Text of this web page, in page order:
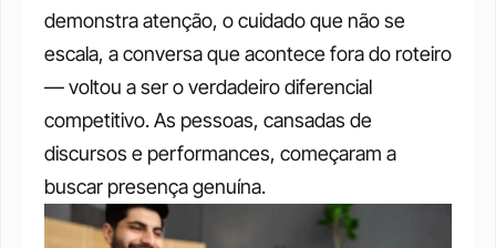
demonstra atenção, o cuidado que não se
escala, a conversa que acontece fora do roteiro
— voltou a ser o verdadeiro diferencial
competitivo. As pessoas, cansadas de
discursos e performances, começaram a
buscar presença genuína.